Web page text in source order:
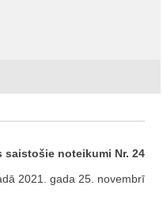
noteikumi Nr. 24
2021. gada 25. novembrī